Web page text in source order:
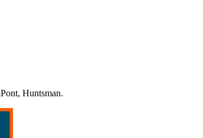
Huntsman.